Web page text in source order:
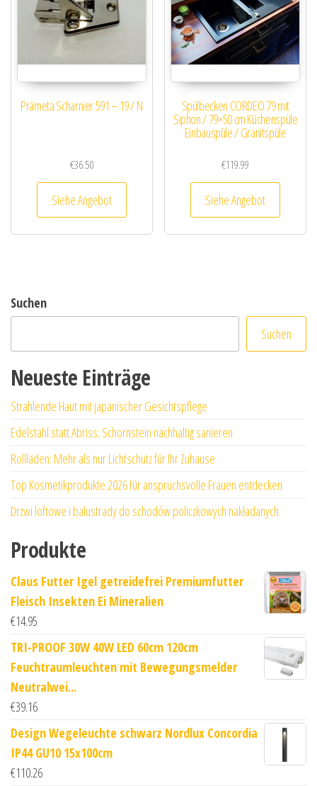
Prämeta Scharnier 591 – 19 / N
€36.50
Siehe Angebot
Spülbecken CORDEO 79 mit
Siphon / 79×50 cm Küchenspüle
Einbauspüle / Granitspüle
€119.99
Siehe Angebot
Suchen
Suchen
Neueste Einträge
Strahlende Haut mit japanischer Gesichtspflege
Edelstahl statt Abriss: Schornstein nachhaltig sanieren
Rollläden: Mehr als nur Lichtschutz für Ihr Zuhause
Top Kosmetikprodukte 2026 für anspruchsvolle Frauen entdecken
Drzwi loftowe i balustrady do schodów policzkowych nakładanych
Produkte
Claus Futter Igel getreidefrei Premiumfutter
Fleisch Insekten Ei Mineralien
€14.95
TRI-PROOF 30W 40W LED 60cm 120cm
Feuchtraumleuchten mit Bewegungsmelder
Neutralwei...
€39.16
Design Wegeleuchte schwarz Nordlux Concordia
IP44 GU10 15x100cm
€110.26